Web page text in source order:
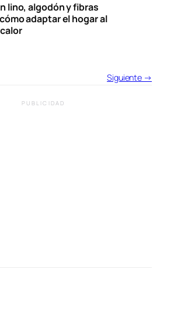
lino, algodón y fibras
adaptar el hogar al
Siguiente →
PUBLICIDAD